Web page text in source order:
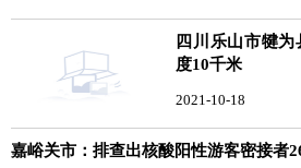
四川乐山市犍
度10千米
2021-10-18
嘉峪关市：排查出核酸阳性游客密接者